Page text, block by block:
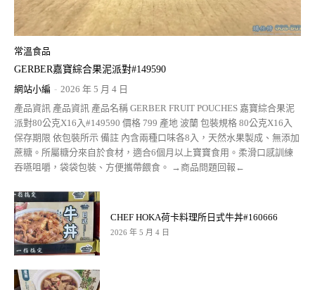
常溫食品
GERBER嘉寶綜合果泥派對#149590
網站小編 - 2026 年 5 月 4 日
產品資訊 產品資訊 產品名稱 GERBER FRUIT POUCHES 嘉寶綜合果泥
派對80公克X16入#149590 價格 799 產地 波蘭 包裝規格 80公克X16入
保存期限 依包裝所示 備註 內含兩種口味各8入，天然水果製成、無添加
蔗糖。所屬糖分來自於食材，適合6個月以上寶寶食用。柔滑口感訓練
吞嚥咀嚼，袋袋包裝、方便攜帶餵食。 →商品問題回報←
CHEF HOKA荷卡料理所日式牛丼#160666
2026 年 5 月 4 日